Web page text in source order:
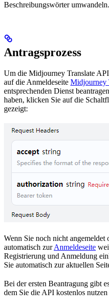
Beschreibungswörter umwandeln.
Antragsprozess
Um die Midjourney Translate
auf die Anmeldeseite Midjourney
entsprechenden Dienst
haben, klicken Sie auf die
gezeigt:
Wenn Sie noch nicht angemeldet
automatisch zurAnmeldeseite
Registrierung und Anmeldung
Sie automatisch zur aktuellen
Bei der ersten Beantragung gibt
dem Sie die API kostenlos